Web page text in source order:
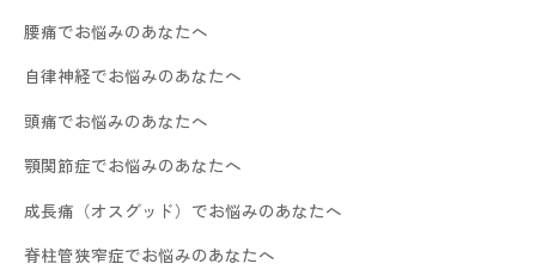
腰痛でお悩みのあなたへ
自律神経でお悩みのあなたへ
頭痛でお悩みのあなたへ
顎関節症でお悩みのあなたへ
成長痛（オスグッド）でお悩みのあなたへ
脊柱管狭窄症でお悩みのあなたへ